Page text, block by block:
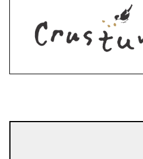
25 min. | Dokumentinis | N-13